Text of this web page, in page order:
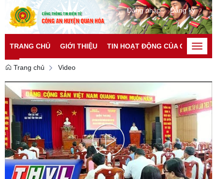
Đăng nhập Đăng ký
TRANG CHỦ GIỚI THIỆU TIN HOẠT ĐỘNG CỦA CATPToggle
Trang chủ
Video
Play